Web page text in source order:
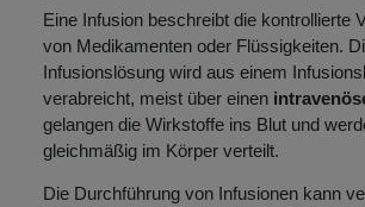
Eine Infusion beschreibt die kontrollierte
von Medikamenten oder Flüssigkeiten.
Infusionslösung wird aus einem
verabreicht, meist über einen
gelangen die Wirkstoffe ins Blut und
gleichmäßig im Körper verteilt.
Die Durchführung von Infusionen kann